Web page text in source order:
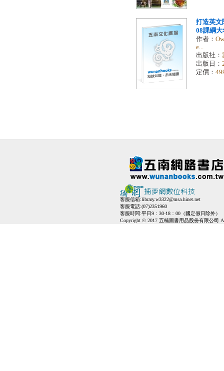
打造英文
08課綱大
作者：
e...
出版社：
出版日：
定價：
客服信箱:library.w3322@msa.hinet.net
客服電話:(07)2351960
客服時間:平日9：30-18：00（國定假日除外）
Copyright © 2017 五楠圖書用品股份有限公司